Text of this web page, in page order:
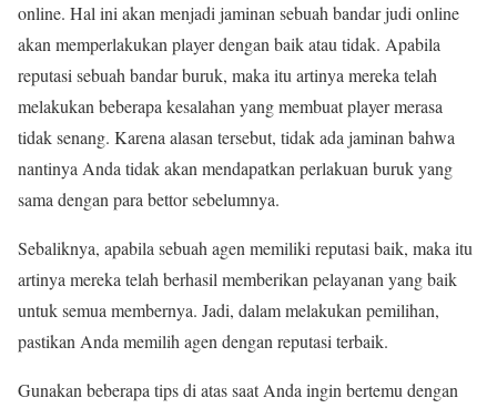
online. Hal ini akan menjadi jaminan sebuah bandar judi online
akan memperlakukan player dengan baik atau tidak. Apabila
reputasi sebuah bandar buruk, maka itu artinya mereka telah
melakukan beberapa kesalahan yang membuat player merasa
tidak senang. Karena alasan tersebut, tidak ada jaminan bahwa
nantinya Anda tidak akan mendapatkan perlakuan buruk yang
sama dengan para bettor sebelumnya.
Sebaliknya, apabila sebuah agen memiliki reputasi baik, maka itu
artinya mereka telah berhasil memberikan pelayanan yang baik
untuk semua membernya. Jadi, dalam melakukan pemilihan,
pastikan Anda memilih agen dengan reputasi terbaik.
Gunakan beberapa tips di atas saat Anda ingin bertemu dengan